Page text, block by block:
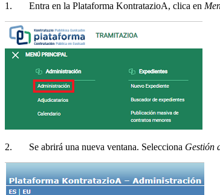
1. Entra en la Plataforma KontratazioA, clica en
2. Se abrirá una nueva ventana. Selecciona Gestión